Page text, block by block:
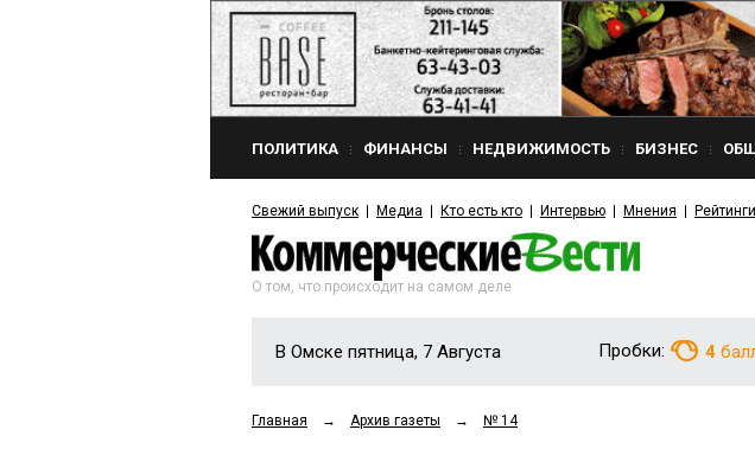
ПОЛИТИКА ФИНАНСЫ НЕДВИЖИМОСТЬ БИЗНЕС
Свежий выпуск Медиа Кто есть кто Интервью Мнения Рейтинги
О том, что происходит на самом деле
В Омске пятница, 7 Августа Пробки: 4
Главная → Архив газеты → № 14